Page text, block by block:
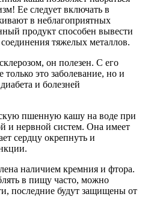
Ее следует включать в
в неблагоприятных
продукт способен вывести
тяжелых металлов.
он полезен. С его
это заболевание, но и
и болезней
пшенную кашу на воде при
и нервной систем. Она имеет
сердцу окрепнуть и
наличием кремния и фтора.
в пищу часто, можно
последние будут защищены от